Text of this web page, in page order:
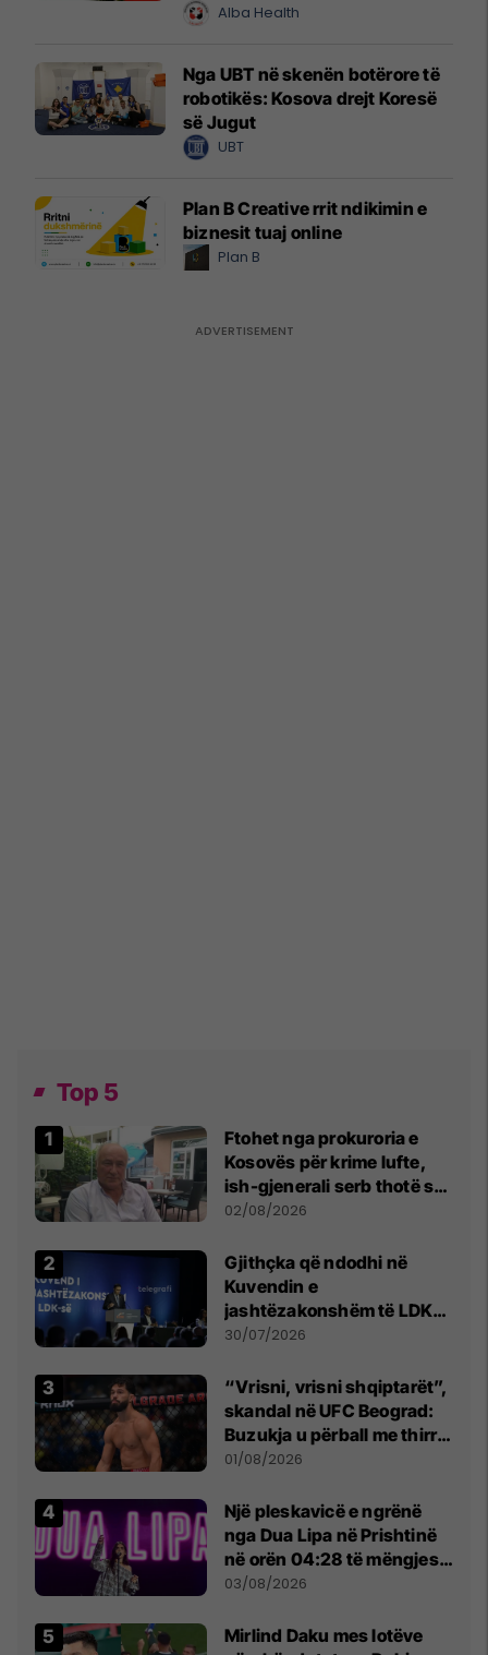
Alba Health
Nga UBT në skenën botërore të
robotikës: Kosova drejt Koresë
së Jugut
UBT
Plan B Creative rrit ndikimin e
biznesit tuaj online
Plan B
Top 5
Ftohet nga prokuroria e
Kosovës për krime lufte,
ish-gjenerali serb thotë se
dikush e tradhtoi në
02/08/2026
Gjithçka që ndodhi në
Kuvendin e
jashtëzakonshëm të LDK-
së
30/07/2026
“Vrisni, vrisni shqiptarët”,
skandal në UFC Beograd:
Buzukja u përball me thirrje
anti-shqiptare nga
01/08/2026
Një pleskavicë e ngrënë
nga Dua Lipa në Prishtinë
në orën 04:28 të mëngjesit
- dhe bota digjitale serbe
03/08/2026
Mirlind Daku mes lotëve